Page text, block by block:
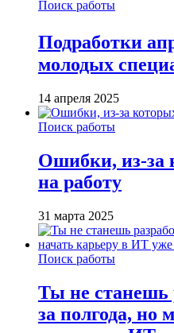
Поиск работы
Подработки
молодых
14 апреля 2025
Поиск работы
Ошибки, из-за
на работу
31 марта 2025
Поиск работы
Ты не станешь
за полгода, но